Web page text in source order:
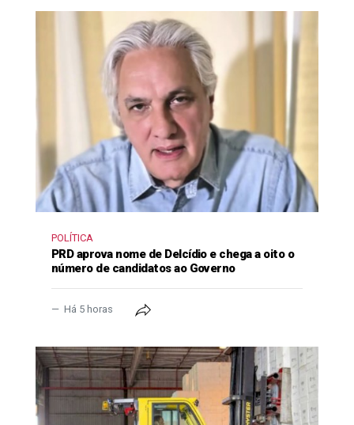
POLÍTICA
PRD aprova nome de Delcídio e chega a oito o
número de candidatos ao Governo
Há 5 horas